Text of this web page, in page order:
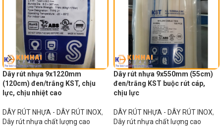
Dây rút nhựa 9x1220mm
(120cm) đen/trắng KST, chịu
lực, chịu nhiệt cao
DÂY RÚT NHỰA - DÂY RÚT INOX,
Dây rút nhựa chất lượng cao
Dây rút nhựa 9x550mm (55cm)
đen/trắng KST buộc rút cáp,
chịu lực
DÂY RÚT NHỰA - DÂY RÚT INOX,
Dây rút nhựa chất lượng cao